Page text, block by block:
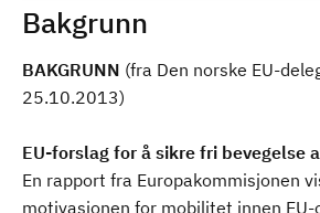
Bakgrunn
BAKGRUNN (fra Den norske EU-
25.10.2013)
EU-forslag for å sikre fri bevegelse
En rapport fra Europakommisjonen
motivasjonen for mobilitet innen